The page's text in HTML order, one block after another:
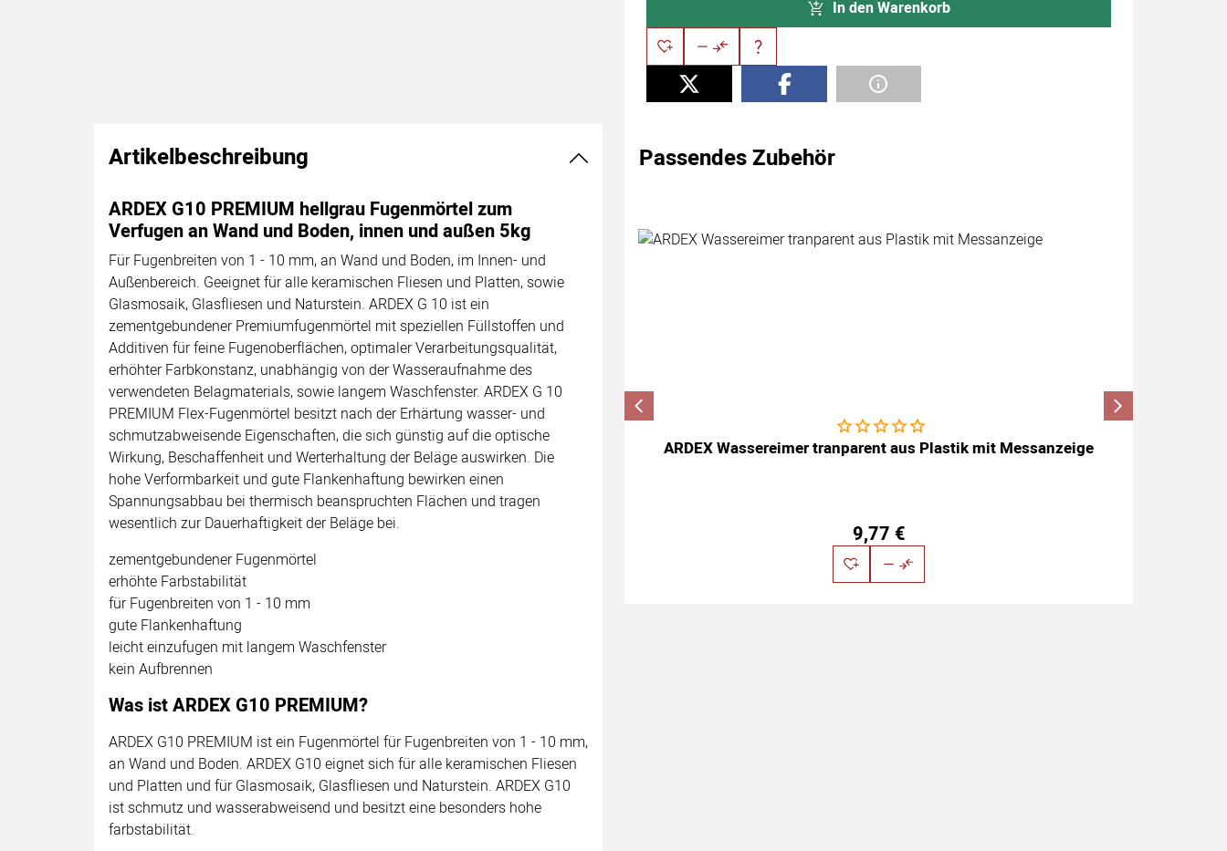
In den Warenkorb
Artikelbeschreibung
ARDEX G10 PREMIUM hellgrau Fugenmörtel zum
Verfugen an Wand und Boden, innen und außen 5kg
Für Fugenbreiten von 1 - 10 mm, an Wand und Boden, im Innen- und
Außenbereich. Geeignet für alle keramischen Fliesen und Platten, sowie
Glasmosaik, Glasfliesen und Naturstein. ARDEX G 10 ist ein
zementgebundener Premiumfugenmörtel mit speziellen Füllstoffen und
Additiven für feine Fugenoberflächen, optimaler Verarbeitungsqualität,
erhöhter Farbkonstanz, unabhängig von der Wasseraufnahme des
verwendeten Belagmaterials, sowie langem Waschfenster. ARDEX G 10
PREMIUM Flex-Fugenmörtel besitzt nach der Erhärtung wasser- und
schmutzabweisende Eigenschaften, die sich günstig auf die optische
Wirkung, Beschaffenheit und Werterhaltung der Beläge auswirken. Die
hohe Verformbarkeit und gute Flankenhaftung bewirken einen
Spannungsabbau bei thermisch beanspruchten Flächen und tragen
wesentlich zur Dauerhaftigkeit der Beläge bei.
zementgebundener Fugenmörtel
erhöhte Farbstabilität
für Fugenbreiten von 1 - 10 mm
gute Flankenhaftung
leicht einzufugen mit langem Waschfenster
kein Aufbrennen
Was ist ARDEX G10 PREMIUM?
ARDEX G10 PREMIUM ist ein Fugenmörtel für Fugenbreiten von 1 - 10 mm,
an Wand und Boden. ARDEX G10 eignet sich für alle keramischen Fliesen
und Platten und für Glasmosaik, Glasfliesen und Naturstein. ARDEX G10
ist schmutz und wasserabweisend und besitzt eine besonders hohe
farbstabilität.
Passendes Zubehör
Zubehör überspringen
Noch keine Bewertungen abgegeben
ARDEX Wassereimer tranparent aus Plastik mit Messanzeige
9,77 €